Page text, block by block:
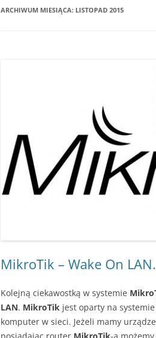
ARCHIWUM MIESIĄCA: LISTOPAD 2015
MikroTik – Wake On LAN.
Kolejną ciekawostką w systemie
LAN. MikroTik jest oparty na
komputer w sieci. Jeżeli mamy